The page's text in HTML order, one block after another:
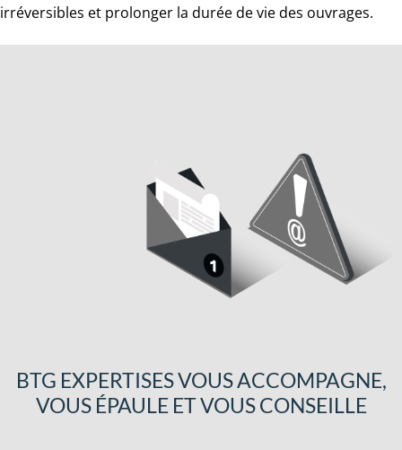
irréversibles et prolonger la durée de vie des ouvrages.
BTG EXPERTISES VOUS ACCOMPAGNE,
VOUS ÉPAULE ET VOUS CONSEILLE